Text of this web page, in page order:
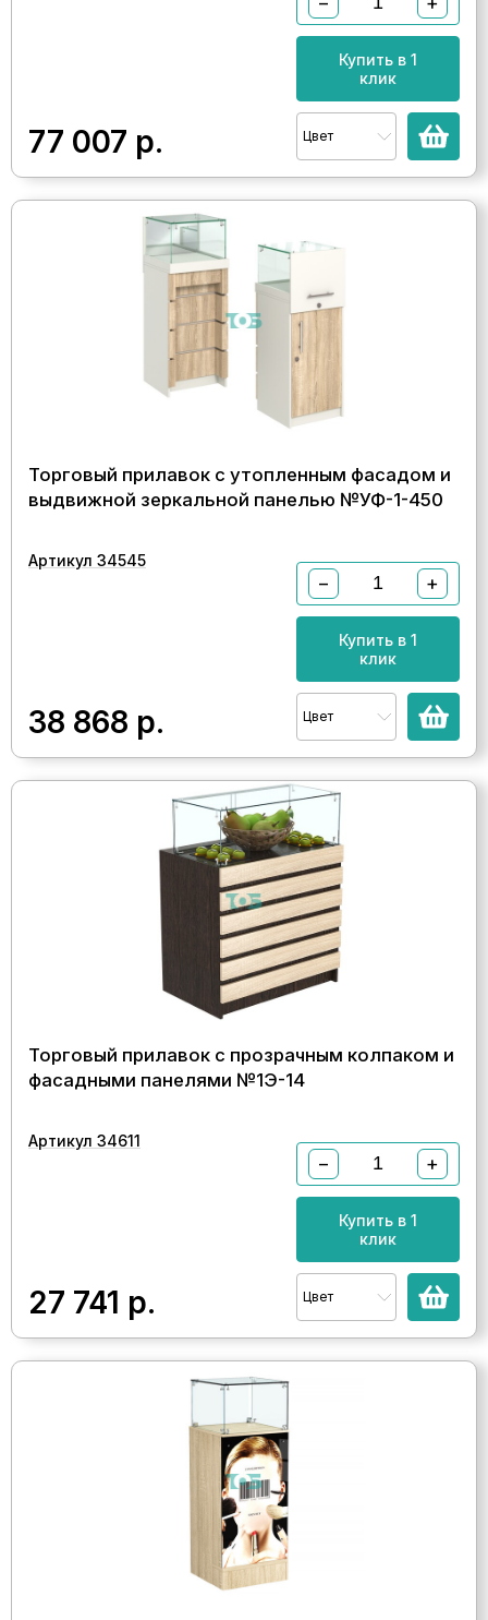
77 007 р.
Купить в 1
клик
Цвет
Торговый прилавок с утопленным фасадом и
выдвижной зеркальной панелью №УФ-1-450
Артикул 34545
38 868 р.
− +
Купить в 1
клик
Цвет
Торговый прилавок с прозрачным колпаком и
фасадными панелями №1Э-14
Артикул 34611
27 741 р.
− +
Купить в 1
клик
Цвет